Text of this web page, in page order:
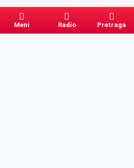
Meni Radio Pretraga